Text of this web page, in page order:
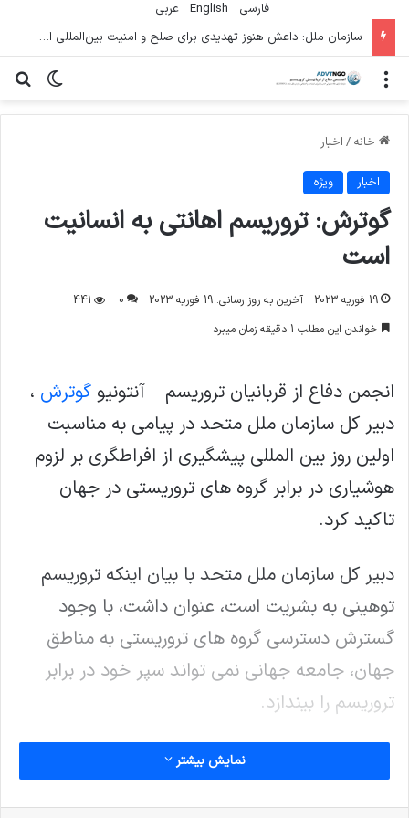
فارسی English
عربي
سازمان ملل: داعش هنوز تهدیدی برای صلح و امنیت بین‌المللی است
تغییر منو
خانه / اخبار
اخبار ویژه
گوترش: تروریسم اهانتی به انسانیت
است
19 فوریه 2023 آخرین به روز رسانی: 19 فوریه 2023 0
441
خواندن این مطلب 1 دقیقه زمان میبرد
انجمن دفاع از قربانیان تروریسم – آنتونیو گوترش ،
دبیر کل سازمان ملل متحد در پیامی به مناسبت
اولین روز بین المللی پیشگیری از افراطگری بر لزوم
هوشیاری در برابر گروه های تروریستی در جهان
تاکید کرد.
دبیر کل سازمان ملل متحد با بیان اینکه تروریسم
توهینی به بشریت است، عنوان داشت، با وجود
گسترش دسترسی گروه های تروریستی به مناطق
جهان، جامعه جهانی نمی تواند سپر خود در برابر
تروریسم را بیندازد.
وی ادامه داد، ما باید بیش از پیش هوشیار باشیم.
نمایش بیشتر